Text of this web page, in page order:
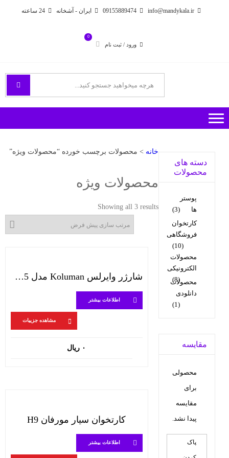
info@mandykala.ir
09155889474 ایران - آشخانه
ورود / ثبت نام
0
فروشگاه اینترنتی مندی
خانه > محصولات برچسب خورده “محصولات ویژه”
محصولات ویژه
Showing all 3 results
شارژر وایرلس Koluman مدل K-W185-قرمز
اطلاعات بیشتر
مشاهده جزییات
۰ ریال
کارتخوان سیار مورفان H9
اطلاعات بیشتر
دسته های
محصولات
پوستر
ها
(3)
کارتخوان
فروشگاهی
(10)
محصولات
الکترونیکی
(8)
محصولات
دانلودی
(1)
مقایسه
محصولی
برای
مقایسه
پیدا نشد.
پاک